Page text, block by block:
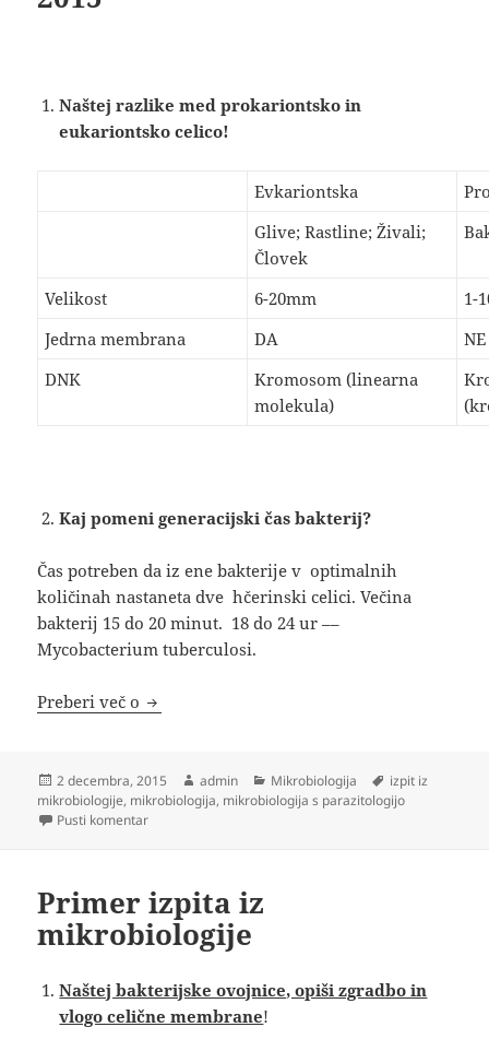
Naštej razlike med prokariontsko in
eukariontsko celico!
Evkariontska
Glive; Rastline; Živali;
Človek
Velikost 6-20mm
1-
Jedrna membrana
DA
NE
DNK
Kromosom (linearna
molekula)
Kaj pomeni generacijski čas bakterij?
Čas potreben da iz ene bakterije v optimalnih
količinah nastaneta dve hčerinski celici. Večina
bakterij 15 do 20 minut. 18 do 24 ur ––
Mycobacterium tuberculosi.
Preberi več o Mikrobiologija s parazitologijo vaja za izpit
Objavljeno
dne
2 decembra, 2015 Avtor
admin Kategorije
Mikrobiologija Oznake
izpit iz
mikrobiologije, mikrobiologija, mikrobiologija s parazitologijo
Pusti komentarna Mikrobiologija s parazitologijo vaja za izpit 2015
Primer izpita iz
mikrobiologije
Naštej bakterijske ovojnice, opiši zgradbo in
vlogo celične membrane!